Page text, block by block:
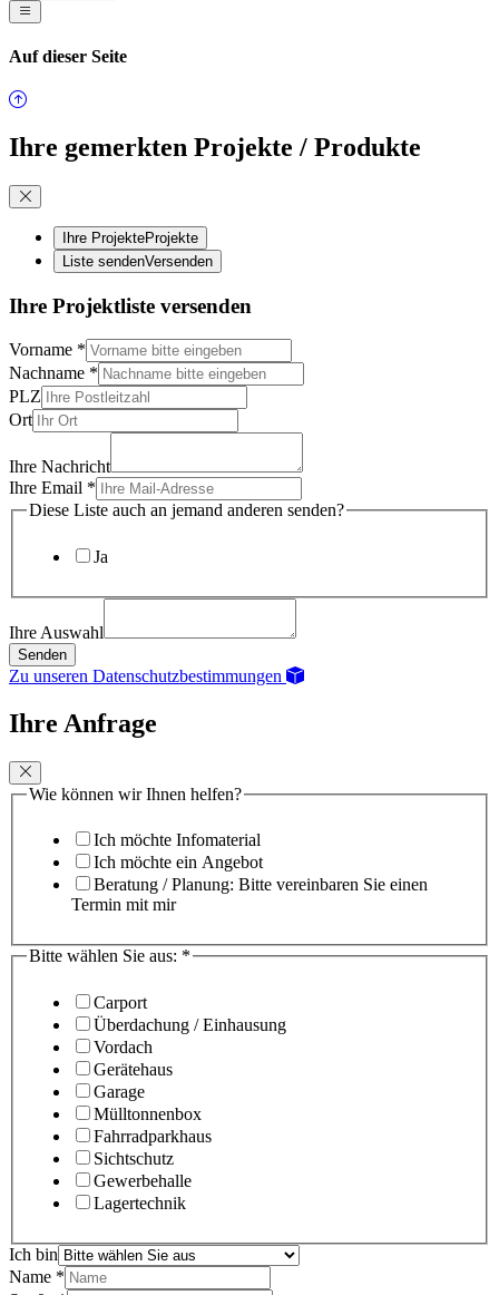
Auf dieser Seite
Ihre gemerkten Projekte / Produkte
Ihre ProjekteProjekte
Liste sendenVersenden
Ihre Projektliste versenden
Vorname *
Nachname *
PLZ
Ort
Ihre Nachricht
Ihre Email *
Diese Liste auch an jemand anderen senden?
Ja
Ihre Auswahl
Senden
Zu unseren Datenschutzbestimmungen
Ihre Anfrage
Wie können wir Ihnen helfen?
Ich möchte Infomaterial
Ich möchte ein Angebot
Beratung / Planung: Bitte vereinbaren Sie einen
Termin mit mir
Bitte wählen Sie aus: *
Carport
Überdachung / Einhausung
Vordach
Gerätehaus
Garage
Mülltonnenbox
Fahrradparkhaus
Sichtschutz
Gewerbehalle
Lagertechnik
Ich bin
Name *